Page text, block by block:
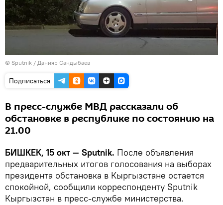
© Sputnik / Данияр Сандыбаев
Подписаться
В пресс-службе МВД рассказали об
обстановке в республике по состоянию на
21.00
БИШКЕК, 15 окт — Sputnik. После объявления
предварительных итогов голосования на выборах
президента обстановка в Кыргызстане остается
спокойной, сообщили корреспонденту Sputnik
Кыргызстан в пресс-службе министерства.